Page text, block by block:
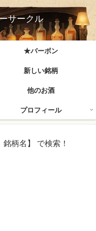
サークル
★バーボン
新しい銘柄
他のお酒
プロフィール
柄名】 で検索！